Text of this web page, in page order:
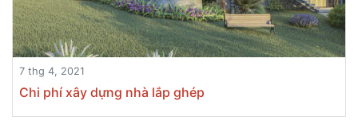
7 thg 4, 2021
Chi phí xây dựng nhà lắp ghép